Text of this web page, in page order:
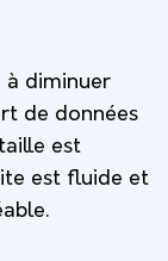
à diminuer
de données
est
est fluide et